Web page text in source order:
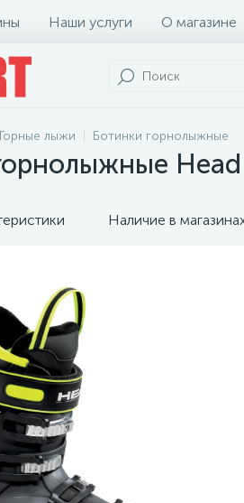
Наши услуги О магазине
Горные лыжи Ботинки горнолыжные
Наличие в